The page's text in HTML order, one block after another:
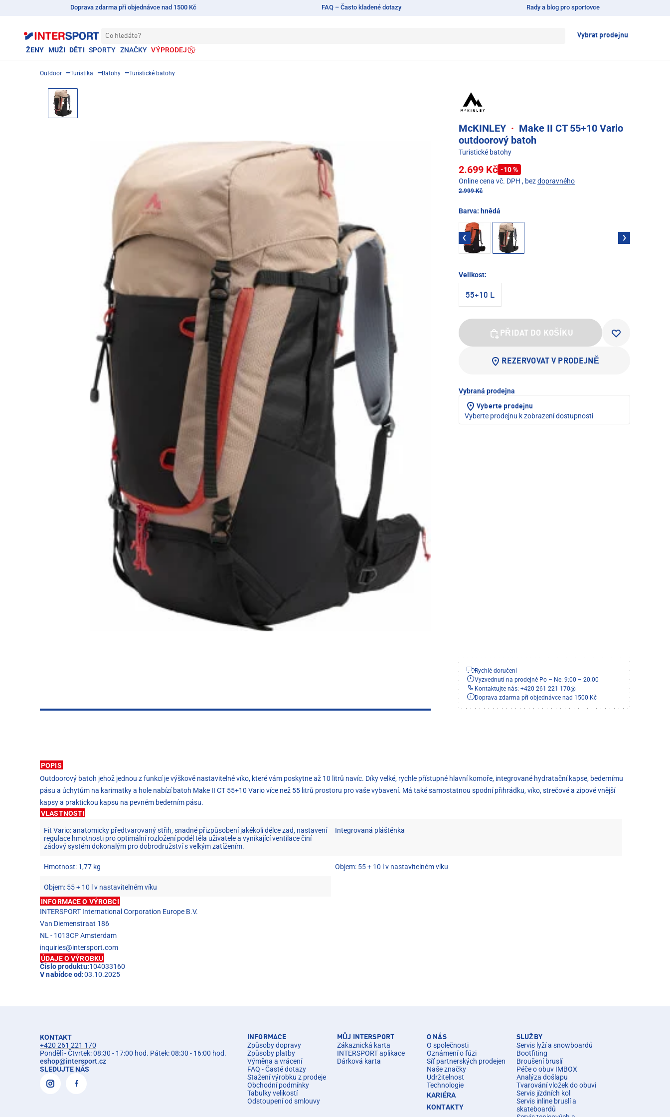
Doprava zdarma při objednávce nad 1500 Kč FAQ – Často kladené dotazy Rady a blog pro sportovce
Co hledáte? Vybrat prodejnu
ŽENY MUŽI DĚTI SPORTY ZNAČKY VÝPRODEJ
Outdoor Turistika Batohy Turistické batohy
McKINLEY · Make II CT 55+10 Vario
outdoorový batoh
Turistické batohy
2.699 Kč -10 %
Online cena vč. DPH , bezdopravného
2.999 Kč
Barva: hnědá
Velikost:
55+10 L
PŘIDAT DO KOŠÍKU
REZERVOVAT V PRODEJNĚ
Vybraná prodejna
Vyberte prodejnu
Vyberte prodejnu k zobrazení dostupnosti
Rychlé doručení
Vyzvednutí na prodejně Po – Ne: 9:00 – 20:00
Kontaktujte nás: +420 261 221 170@
Doprava zdarma při objednávce nad 1500 Kč
POPIS
Outdoorový batoh jehož jednou z funkcí je výškově nastavitelné víko, které vám poskytne až 10 litrů navíc. Díky velké, rychle přístupné hlavní komoře, integrované hydratační kapse, bedernímu
pásu a úchytům na karimatky a hole nabízí batoh Make II CT 55+10 Vario více než 55 litrů prostoru pro vaše vybavení. Má také samostatnou spodní přihrádku, víko, strečové a zipové vnější
kapsy a praktickou kapsu na pevném bederním pásu.
VLASTNOSTI
Fit Vario: anatomicky předtvarovaný střih, snadné přizpůsobení jakékoli délce zad, nastavení
regulace hmotnosti pro optimální rozložení podél těla uživatele a vynikající ventilace činí
zádový systém dokonalým pro dobrodružství s velkým zatížením.
Integrovaná pláštěnka
Hmotnost: 1,77 kg Objem: 55 + 10 l v nastavitelném víku
Objem: 55 + 10 l v nastavitelném víku
INFORMACE O VÝROBCI
INTERSPORT International Corporation Europe B.V.
Van Diemenstraat 186
NL - 1013CP Amsterdam
inquiries@intersport.com
ÚDAJE O VÝROBKU
Číslo produktu:104033160
V nabídce od:03.10.2025
KONTAKT
+420 261 221 170
Pondělí - Čtvrtek: 08:30 - 17:00 hod. Pátek: 08:30 - 16:00 hod.
eshop@intersport.cz
SLEDUJTE NÁS
INFORMACE
Způsoby dopravy
Způsoby platby
Výměna a vrácení
FAQ - Časté dotazy
Stažení výrobku z prodeje
Obchodní podmínky
Tabulky velikostí
Odstoupení od smlouvy
MŮJ INTERSPORT
Zákaznická karta
INTERSPORT aplikace
Dárková karta
O NÁS
O společnosti
Oznámení o fúzi
Síť partnerských prodejen
Naše značky
Udržitelnost
Technologie
KARIÉRA
KONTAKTY
SLUŽBY
Servis lyží a snowboardů
Bootfiting
Broušení bruslí
Péče o obuv IMBOX
Analýza došlapu
Tvarování vložek do obuvi
Servis jízdních kol
Servis inline bruslí a
skateboardů